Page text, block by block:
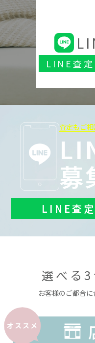
LINE査
査定もご相
募
LINE査
選べる
お客様のご都合
オススメ